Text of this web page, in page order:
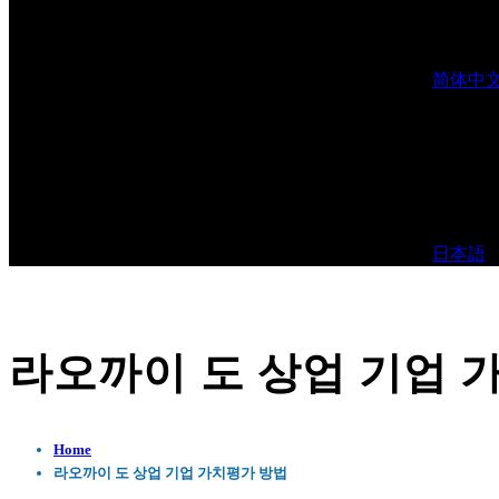
简体中
日本語
라오까이 도 상업 기업
Home
라오까이 도 상업 기업 가치평가 방법